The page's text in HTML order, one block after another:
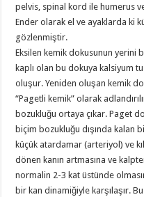
pelvis, spinal kord ile humerus
Ender olarak el ve ayaklarda ki
gözlenmiştir.
Ek­silen kemik dokusunun yerini
kaplı olan bu dokuya kalsiyum
oluşur. Yeniden oluşan kemik
“Pagetli kemik” olarak
bozukluğu ortaya çıkar. Paget
biçim bo­zukluğu dışında kalan
küçük atardamar (arteriyol) ve
dönen kanın artmasına ve
normalin 2-3 kat üstünde
bir kan dinamiğiyle karşılaşır.